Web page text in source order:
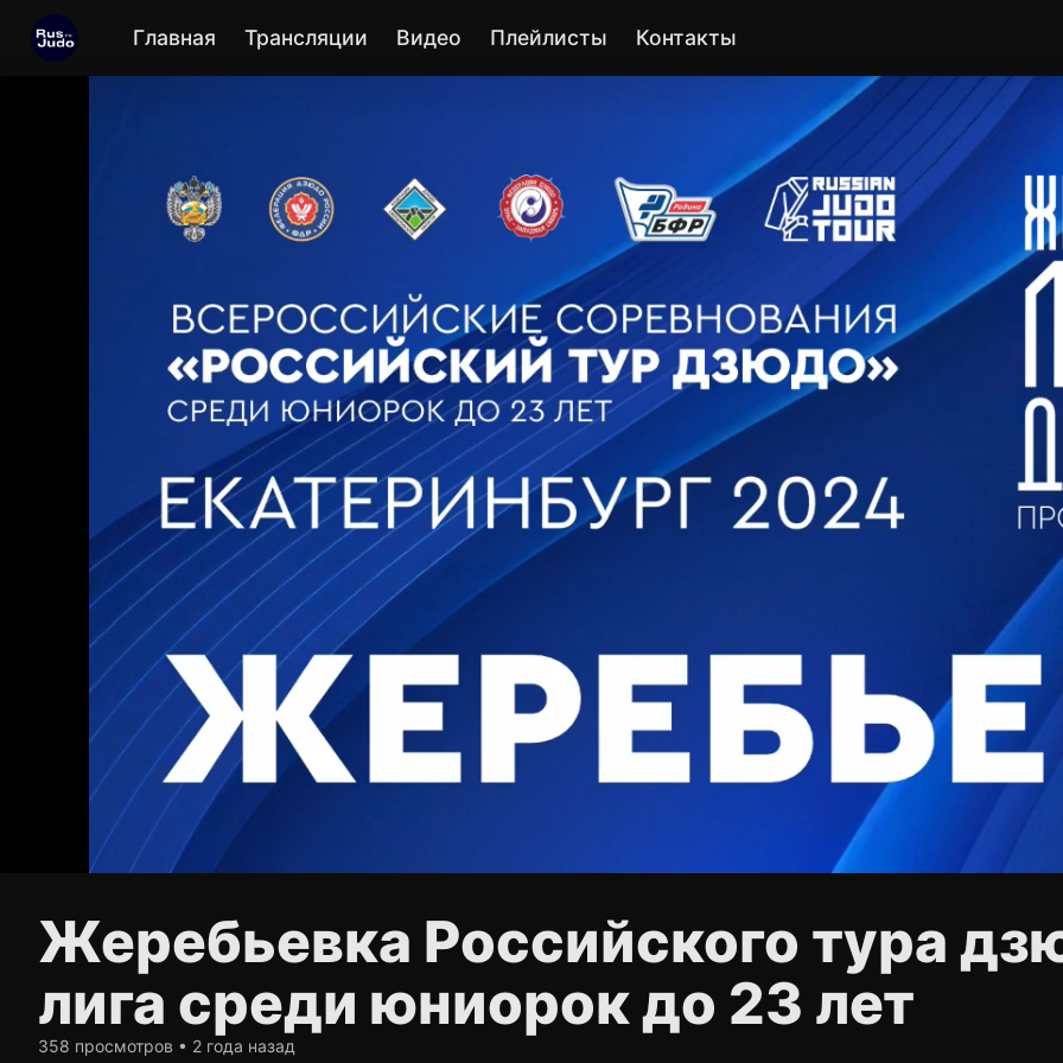
Жеребьевка Российского тура
лига среди юниорок до 23 лет
358 просмотров • 2 года назад
Главная Трансляции Видео Плейлисты Контакты